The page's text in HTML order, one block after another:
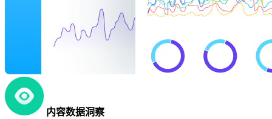
内容数据洞察